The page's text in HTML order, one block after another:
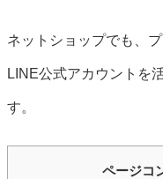
ネットショップでも、
LINE公式アカウントを
す。
ページコ